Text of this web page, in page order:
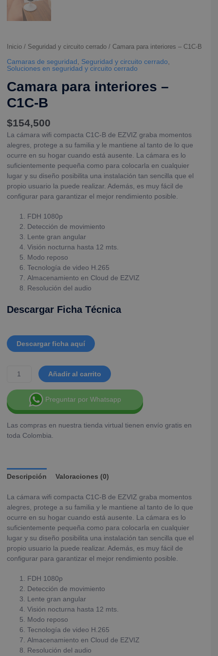
Inicio / Seguridad y circuito cerrado / Camara para interiores – C1C-B
Camaras de seguridad Seguridad y circuito cerrado
Soluciones en seguridad y circuito cerrado
Camara para interiores –
C1C-B
$154,500
La cámara wifi compacta C1C-B de EZVIZ graba momentos
alegres, protege a su familia y le mantiene al tanto de lo que
ocurre en su hogar cuando está ausente. La cámara es lo
suficientemente pequeña como para colocarla en cualquier
lugar y su diseño posibilita una instalación tan sencilla que el
propio usuario la puede realizar. Además, es muy fácil de
configurar para garantizar el mejor rendimiento posible.
FDH 1080p
Detección de movimiento
Lente gran angular
Visión nocturna hasta 12 mts.
Modo reposo
Tecnología de video H.265
Almacenamiento en Cloud de EZVIZ
Resolución del audio
Descargar Ficha Técnica
Descargar ficha aquí
Añadir al carrito
Preguntar por Whatsapp
Las compras en nuestra tienda virtual tienen envío gratis en
toda Colombia.
Descripción Valoraciones (0)
La cámara wifi compacta C1C-B de EZVIZ graba momentos
alegres, protege a su familia y le mantiene al tanto de lo que
ocurre en su hogar cuando está ausente. La cámara es lo
suficientemente pequeña como para colocarla en cualquier
lugar y su diseño posibilita una instalación tan sencilla que el
propio usuario la puede realizar. Además, es muy fácil de
configurar para garantizar el mejor rendimiento posible.
FDH 1080p
Detección de movimiento
Lente gran angular
Visión nocturna hasta 12 mts.
Modo reposo
Tecnología de video H.265
Almacenamiento en Cloud de EZVIZ
Resolución del audio